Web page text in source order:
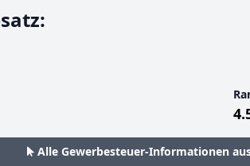
Alle Gewerbesteuer-Informationen